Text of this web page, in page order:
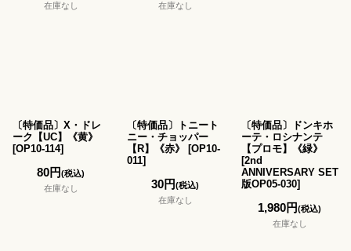
在庫なし
在庫なし
〔特価品〕X・ドレ
ーク【UC】《黄》
[OP10-114]
80円(税込)
在庫なし
〔特価品〕トニート
ニー・チョッパー
【R】《赤》
[OP10-
011]
30円(税込)
在庫なし
〔特価品〕ドンキホ
ーテ・ロシナンテ
【プロモ】《緑》
[2nd
ANNIVERSARY SET
版OP05-030]
1,980円(税込)
在庫なし